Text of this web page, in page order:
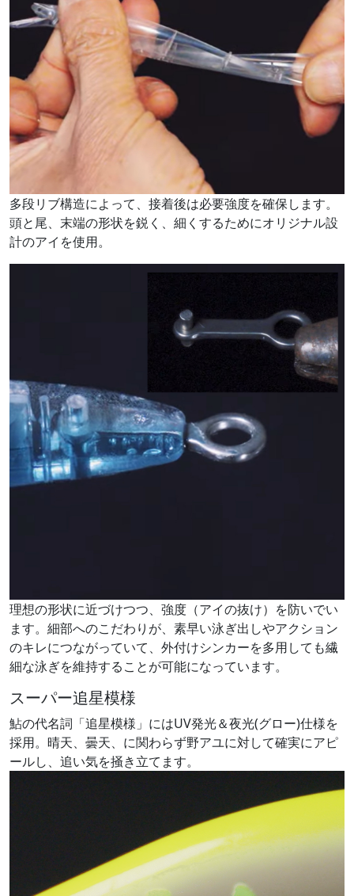
多段リブ構造によって、接着後は必要強度を確保します。
頭と尾、末端の形状を鋭く、細くするためにオリジナル設
計のアイを使用。
理想の形状に近づけつつ、強度（アイの抜け）を防いでい
ます。細部へのこだわりが、素早い泳ぎ出しやアクション
のキレにつながっていて、外付けシンカーを多用しても繊
細な泳ぎを維持することが可能になっています。
スーパー追星模様
鮎の代名詞「追星模様」にはUV発光＆夜光(グロー)仕様を
採用。晴天、曇天、に関わらず野アユに対して確実にアピ
ールし、追い気を掻き立てます。